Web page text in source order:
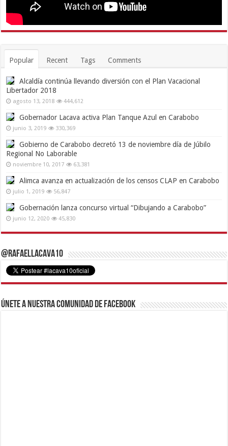
Popular Recent Tags Comments
Alcaldía continúa llevando diversión con el Plan Vacacional
Libertador 2018
agosto 13, 2018 444,612
Gobernador Lacava activa Plan Tanque Azul en Carabobo
junio 3, 2019 330,369
Gobierno de Carabobo decretó 13 de noviembre día de Júbilo
Regional No Laborable
noviembre 10, 2017 63,381
Alimca avanza en actualización de los censos CLAP en Carabobo
julio 1, 2019 56,847
Gobernación lanza concurso virtual “Dibujando a Carabobo”
junio 12, 2020 45,830
@RafaelLacava10
Únete a nuestra comunidad de Facebook